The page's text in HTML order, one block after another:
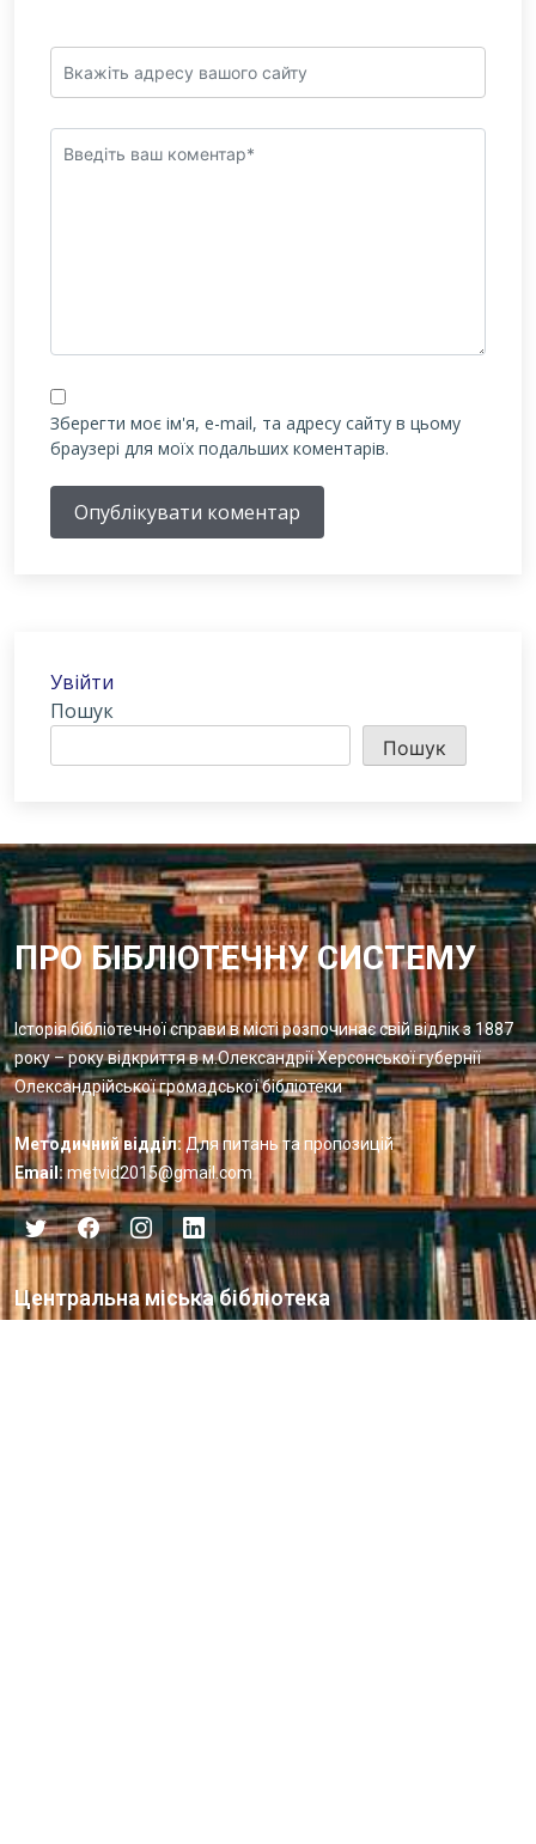
Зберегти моє ім'я, e-mail, та адресу сайту в цьому
браузері для моїх подальших коментарів.
Опублікувати коментар
Увійти
Пошук
Пошук
ПРО БІБЛІОТЕЧНУ СИСТЕМУ
Історія бібліотечної справи в місті розпочинає свій відлік з 1887
року – року відкриття в м.Олександрії Херсонської губернії
Олександрійської громадської бібліотеки
Методичний відділ: Для питань та пропозицій
Email: metvid2015@gmail.com
Центральна міська бібліотека